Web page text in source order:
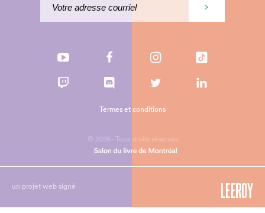
© 2026 - Tous droits réservés
Termes et conditions
un projet web signé